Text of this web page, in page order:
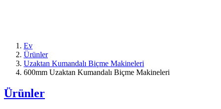
Ev
Ürünler
Uzaktan Kumandalı Biçme Makineleri
600mm Uzaktan Kumandalı Biçme Makineleri
Ürünler